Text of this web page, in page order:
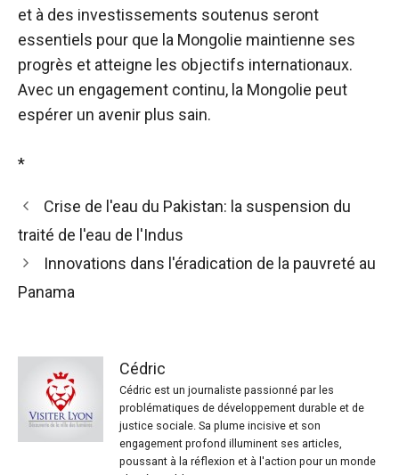
et à des investissements soutenus seront
essentiels pour que la Mongolie maintienne ses
progrès et atteigne les objectifs internationaux.
Avec un engagement continu, la Mongolie peut
espérer un avenir plus sain.
*
Crise de l'eau du Pakistan: la suspension du
traité de l'eau de l'Indus
Innovations dans l'éradication de la pauvreté au
Panama
Cédric
Cédric est un journaliste passionné par les
problématiques de développement durable et de
justice sociale. Sa plume incisive et son
engagement profond illuminent ses articles,
poussant à la réflexion et à l'action pour un monde